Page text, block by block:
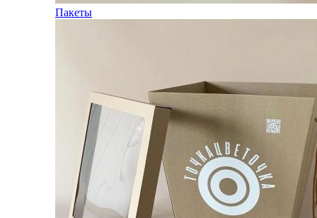
Пакеты